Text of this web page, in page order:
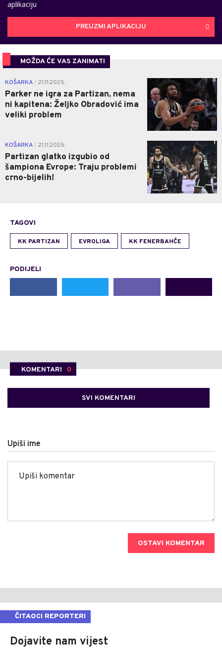
aplikaciju
PREUZMI APLIKACIJU
MOŽDA ĆE VAS ZANIMATI
KOŠARKA 21.11.2025.
Parker ne igra za Partizan, nema
ni kapitena: Željko Obradović ima
veliki problem
0
KOŠARKA 21.11.2025.
Partizan glatko izgubio od
šampiona Evrope: Traju problemi
crno-bijelih!
1
TAGOVI
KK PARTIZAN EVROLIGA KK FENERBAHČE
PODIJELI
KOMENTARI 0
SVI KOMENTARI
Upiši ime
OSTAVI KOMENTAR
ČITAOCI REPORTERI
Dojavite nam vijest